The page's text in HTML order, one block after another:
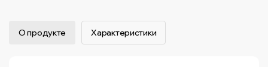
О продукте Характеристики